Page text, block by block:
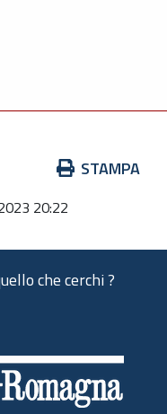
STAMPA
20:22
che cerchi ?